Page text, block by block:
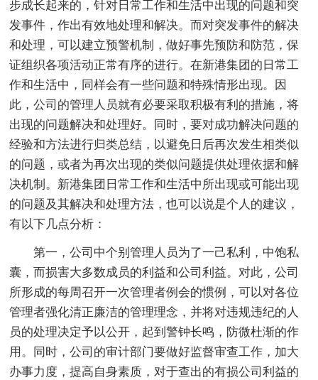
步成长起来的，针对日常工作和生活中出现的问题和突
发事件，作出有效地处理和解决。而对突发事件的解决
和处理，可以建立预警机制，做好事先预防和防范，保
证组织各项活动正常有序的进行。在新港集团的日常工
作和生活中，同样会有一些问题和特殊情形出现。因
此，公司的管理人员就有必要采取积极有利的措施，将
出现的问题解决和处理好。同时，要对成功解决问题的
经验和方法进行归类总结，以避免日后再次发生相类似
的问题，或者为再次出现的类似问题提供处理依据和解
决机制。新港集团日常工作和生活中所出现或可能出现
的问题及其解决和处理方法，也可以说是个人的建议，
有以下几点分析：
第一，公司中个别管理人员为了一己私利，中饱私
囊，而损害大多数成员的利益和公司利益。对此，公司
所形成的每周召开一次管理者例会的惯例，可以对各位
管理者强化清正廉洁的管理理念，并将对违规违纪的人
员的处理决定予以公开，起到警钟长鸣，防微杜渐的作
用。同时，公司的审计部门要做好监督审查工作，加大
办事力度，提高自身素质，对于查出的有损公司利益的